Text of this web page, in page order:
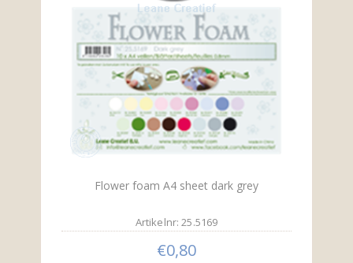
Flower foam A4 sheet dark grey
Artikelnr: 25.5169
€0,80